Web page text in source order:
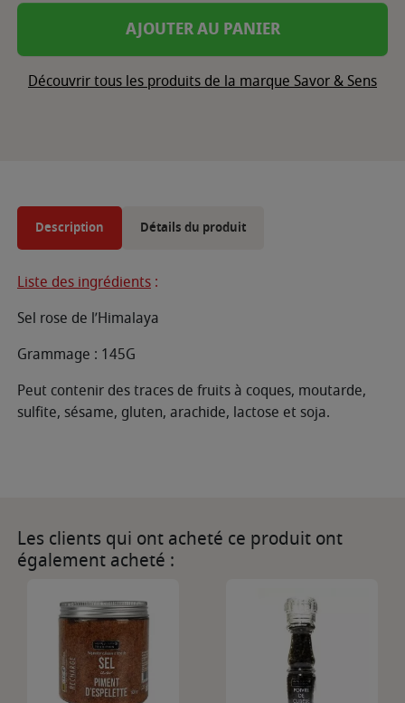
AJOUTER AU PANIER
Découvrir tous les produits de la marque Savor & Sens
Description Détails du produit
Liste des ingrédients :
Sel rose de l’Himalaya
Grammage : 145G
Peut contenir des traces de fruits à coques, moutarde,
sulfite, sésame, gluten, arachide, lactose et soja.
Les clients qui ont acheté ce produit ont
également acheté :